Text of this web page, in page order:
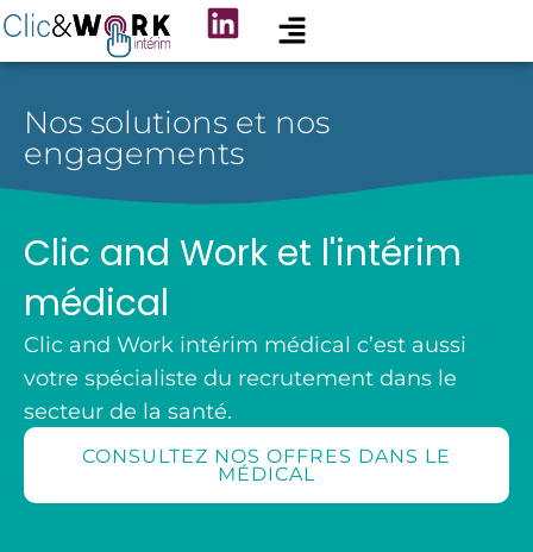
Aller
L
i
k
e
d
n
Nos solutions et nos
engagements
Clic and Work et l'intérim
médical
Clic and Work intérim médical c’est aussi
votre spécialiste du recrutement dans le
secteur de la santé.
CONSULTEZ NOS OFFRES DANS LE
MÉDICAL